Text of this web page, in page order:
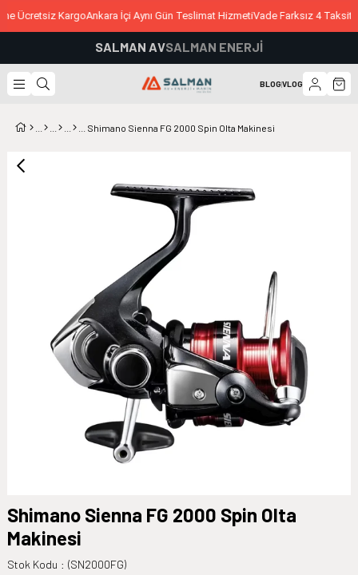
Ücretsiz KargoAnkara İçi Aynı Gün Teslimat HizmetiVade Farksız 4 Taksit
SALMAN AVSALMAN ENERJİ
BLOG|VLOG
Shimano Sienna FG 2000 Spin Olta Makinesi
Shimano Sienna FG 2000 Spin Olta
Makinesi
Stok Kodu (SN2000FG)